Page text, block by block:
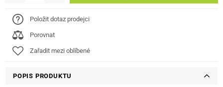
Položit dotaz prodejci
Porovnat
Zařadit mezi oblíbené
POPIS PRODUKTU